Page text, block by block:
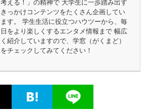
考える！」の精神で 大学生に一歩踏み出す
きっかけコンテンツをたくさん企画してい
ます。 学生生活に役立つハウツーから、毎
日をより楽しくするエンタメ情報まで 幅広
く紹介していますので、学窓（がくまど）
をチェックしてみてください！